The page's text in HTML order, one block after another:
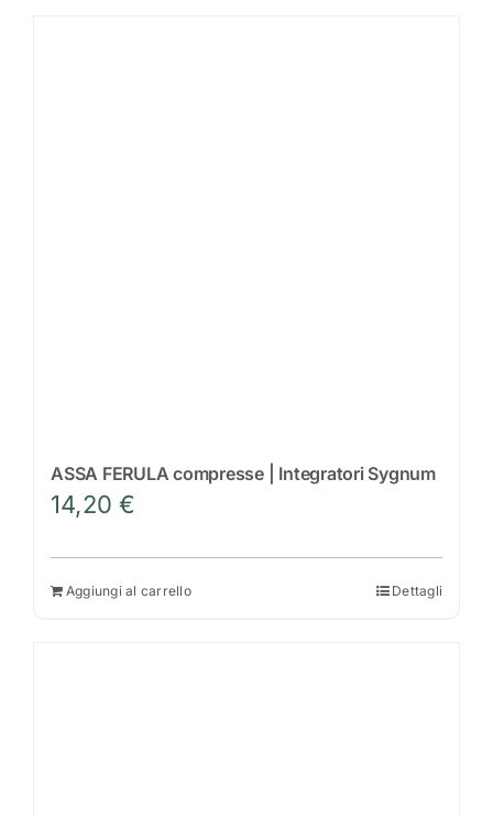
ASSA FERULA compresse | Integratori Sygnum
14,20€
Aggiungi al carrello Dettagli